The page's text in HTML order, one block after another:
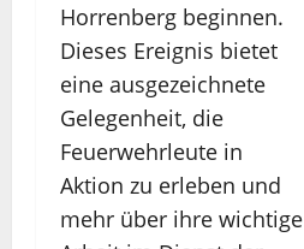
Horrenberg beginnen.
Dieses Ereignis bietet
eine ausgezeichnete
Gelegenheit, die
Feuerwehrleute in
Aktion zu erleben und
mehr über ihre wichtige